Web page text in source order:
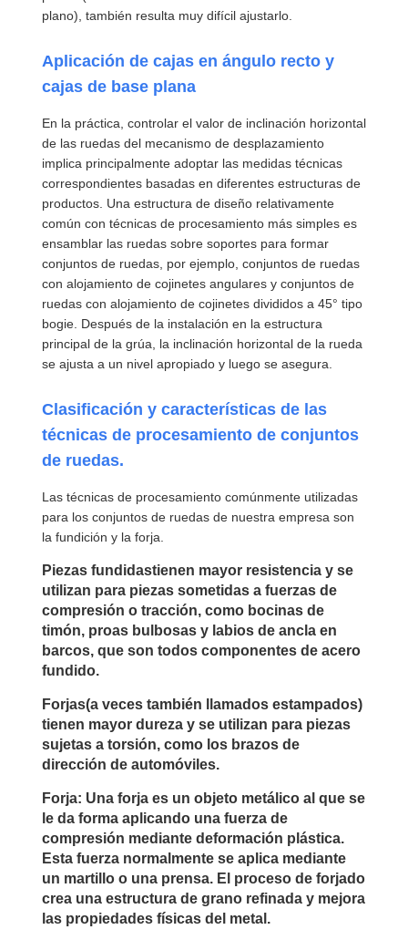
Ganchos agarradores
Motor de engranajes y freno
Izar
Equipo de transporte
Dispositivos de elevación
Accesorios para grúas
plano), también resulta muy difícil ajustarlo.
Aplicación de cajas en ángulo recto y
cajas de base plana
En la práctica, controlar el valor de inclinación horizontal
de las ruedas del mecanismo de desplazamiento
implica principalmente adoptar las medidas técnicas
correspondientes basadas en diferentes estructuras de
productos. Una estructura de diseño relativamente
común con técnicas de procesamiento más simples es
ensamblar las ruedas sobre soportes para formar
conjuntos de ruedas, por ejemplo, conjuntos de ruedas
con alojamiento de cojinetes angulares y conjuntos de
ruedas con alojamiento de cojinetes divididos a 45° tipo
bogie. Después de la instalación en la estructura
principal de la grúa, la inclinación horizontal de la rueda
se ajusta a un nivel apropiado y luego se asegura.
Clasificación y características de las
técnicas de procesamiento de conjuntos
de ruedas.
Las técnicas de procesamiento comúnmente utilizadas
para los conjuntos de ruedas de nuestra empresa son
la fundición y la forja.
Piezas fundidastienen mayor resistencia y se
utilizan para piezas sometidas a fuerzas de
compresión o tracción, como bocinas de
timón, proas bulbosas y labios de ancla en
barcos, que son todos componentes de acero
fundido.
Forjas(a veces también llamados estampados)
tienen mayor dureza y se utilizan para piezas
sujetas a torsión, como los brazos de
dirección de automóviles.
Forja: Una forja es un objeto metálico al que se
le da forma aplicando una fuerza de
compresión mediante deformación plástica.
Esta fuerza normalmente se aplica mediante
un martillo o una prensa. El proceso de forjado
crea una estructura de grano refinada y mejora
las propiedades físicas del metal.